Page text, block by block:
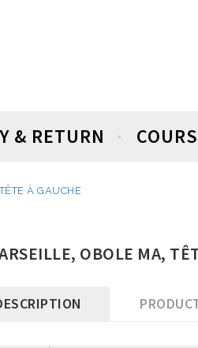
& RETURN
À GAUCHE
OBOLE MA,